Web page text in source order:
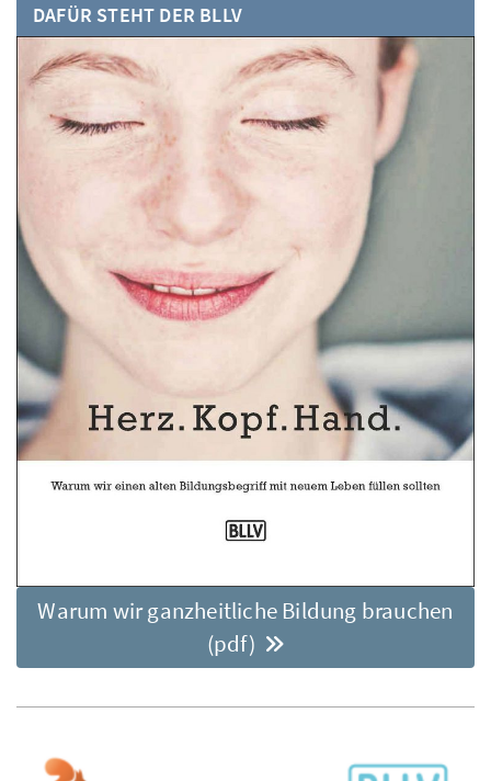
DAFÜR STEHT DER BLLV
Warum wir ganzheitliche Bildung brauchen
(pdf)